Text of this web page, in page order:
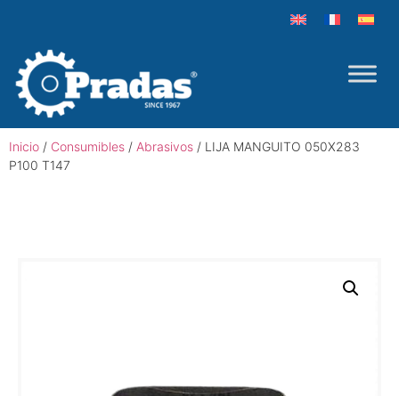
Inicio / Consumibles / Abrasivos / LIJA MANGUITO 050X283
P100 T147